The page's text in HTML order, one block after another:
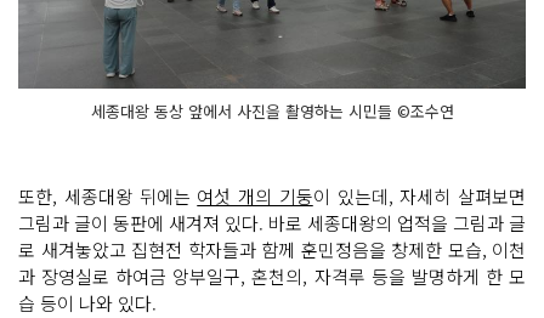
세종대왕 동상 앞에서 사진을 촬영하는 시민들 ©조수연
또한, 세종대왕 뒤에는 여섯 개의 기둥이 있는데, 자세히 살펴보면
그림과 글이 동판에 새겨져 있다. 바로 세종대왕의 업적을 그림과 글
로 새겨놓았고 집현전 학자들과 함께 훈민정음을 창제한 모습, 이천
과 장영실로 하여금 앙부일구, 혼천의, 자격루 등을 발명하게 한 모
습 등이 나와 있다.